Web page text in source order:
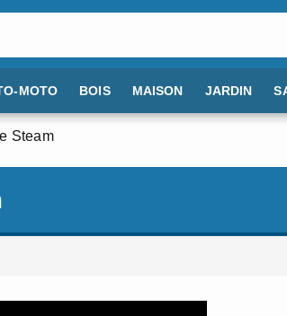
MOTO BOIS MAISON JARDIN
Steam